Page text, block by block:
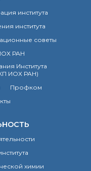
института
института
советы
РАН
Института
ИОХ РАН)
Профком
химии